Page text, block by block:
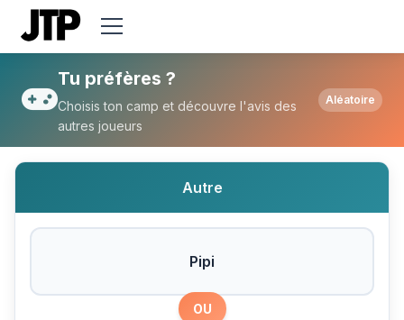
Tu préfères Pipi ou Caca ?
Tu préfères ?
Choisis ton camp et découvre l'avis des
autres joueurs
Aléatoire
Autre
Pipi
OU